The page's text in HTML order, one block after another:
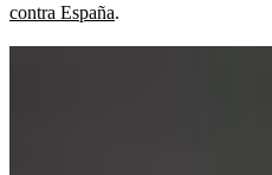
contra España.